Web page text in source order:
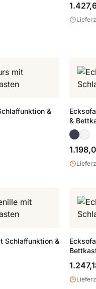
&
&
Schlaffunktion &